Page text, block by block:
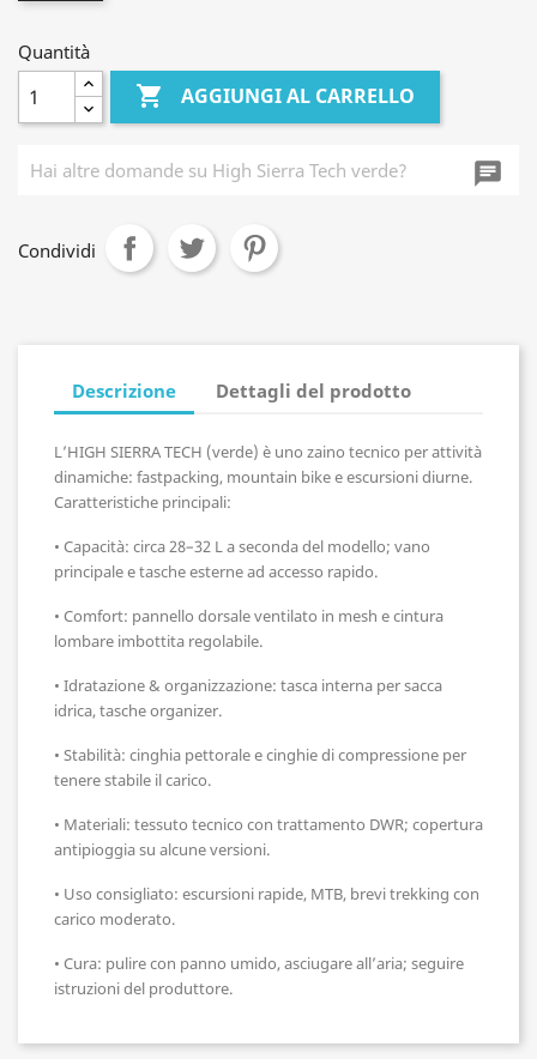
Quantità
 AGGIUNGI AL CARRELLO
Condividi
Descrizione Dettagli del prodotto
L’HIGH SIERRA TECH (verde) è uno zaino tecnico per attività
dinamiche: fastpacking, mountain bike e escursioni diurne.
Caratteristiche principali:
• Capacità: circa 28–32 L a seconda del modello; vano
principale e tasche esterne ad accesso rapido.
• Comfort: pannello dorsale ventilato in mesh e cintura
lombare imbottita regolabile.
• Idratazione & organizzazione: tasca interna per sacca
idrica, tasche organizer.
• Stabilità: cinghia pettorale e cinghie di compressione per
tenere stabile il carico.
• Materiali: tessuto tecnico con trattamento DWR; copertura
antipioggia su alcune versioni.
• Uso consigliato: escursioni rapide, MTB, brevi trekking con
carico moderato.
• Cura: pulire con panno umido, asciugare all’aria; seguire
istruzioni del produttore.